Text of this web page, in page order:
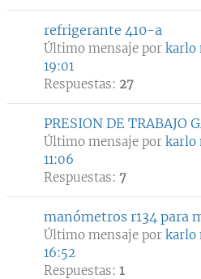
refrigerante 410-a
Último mensaje por karlo
19:01
Respuestas: 27
PRESION DE TRABAJO
Último mensaje por karlo
11:06
Respuestas: 7
manómetros r134 para
Último mensaje por karlo
16:52
Respuestas: 1